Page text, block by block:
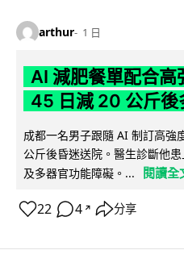
arthur 1 日
AI 減肥餐單配合
45 日減 20 公斤後
成都一名男子跟隨 AI 制訂高強
公斤後昏迷送院。醫生診斷他
及多器官功能障礙。...
閱讀全
22 4 ↗ 分享